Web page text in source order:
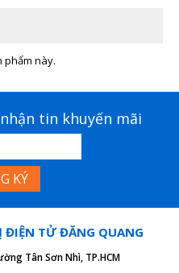
phẩm này.
tin khuyến mãi
ĐIỆN TỬ ĐĂNG QUANG
Tân Sơn Nhì, TP.HCM